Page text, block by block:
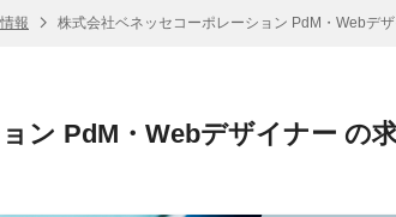
報 株式会社ベネッセコーポレーション PdM・Webデ
ン PdM・Webデザイナー の